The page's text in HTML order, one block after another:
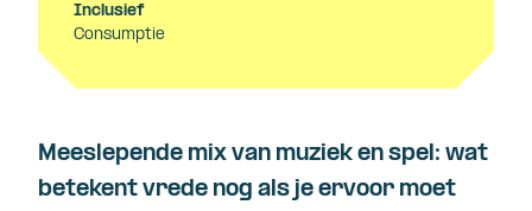
Inclusief
Consumptie
Meeslepende mix van muziek en spel: wat
betekent vrede nog als je ervoor moet